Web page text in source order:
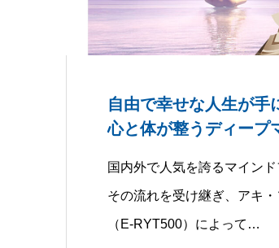
自由で幸せな人生が手
心と体が整うディープ
国内外で人気を誇るマインド
その流れを受け継ぎ、アキ・
（E-RYT500）によって…